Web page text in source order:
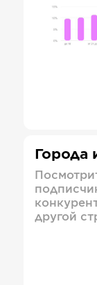
Города
другой